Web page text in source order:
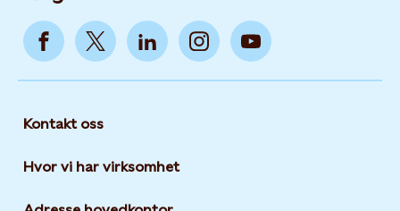
Kontakt oss
Hvor vi har virksomhet